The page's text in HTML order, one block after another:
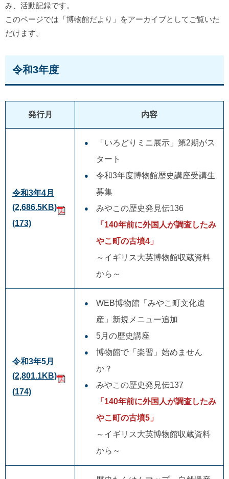
み、活動記録です。
このページでは「博物館だより」をアーカイブとしてご覧いた
だけます。
令和3年度
発行月 内容
令和3年4月
(2,686.5KB)
(173)
「いろどりミニ展示」第2期がス
タート
令和3年度博物館歴史講座受講生
募集
みやこの歴史発見伝136
「140年前に外国人が調査したみ
やこ町の古墳4」
～イギリス大英博物館収蔵資料
から～
令和3年5月
(2,801.1KB)
(174)
WEB博物館「みやこ町文化遺
産」新規メニュー追加
5月の歴史講座
博物館で「楽習」始めません
か？
みやこの歴史発見伝137
「140年前に外国人が調査したみ
やこ町の古墳5」
～イギリス大英博物館収蔵資料
から～